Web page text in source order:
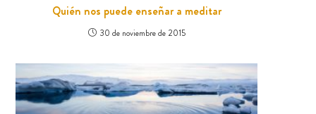
Quién nos puede enseñar a meditar
30 de noviembre de 2015